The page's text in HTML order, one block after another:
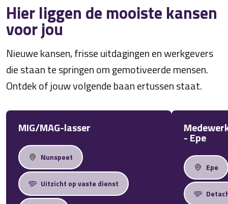
Hier liggen de mooiste kansen
voor jou
Nieuwe kansen, frisse uitdagingen en werkgevers
die staan te springen om gemotiveerde mensen.
Ontdek of jouw volgende baan ertussen staat.
MIG/MAG-lasser
Nunspeet
Uitzicht op vaste dienst
- Epe
Epe